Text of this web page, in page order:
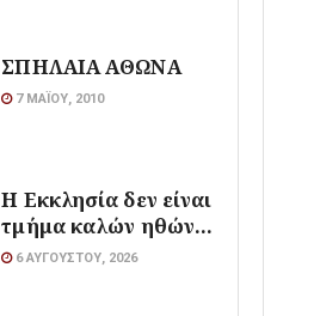
ΣΠΗΛΑΙΑ ΑΘΩΝΑ
7 ΜΑΪ́ΟΥ, 2010
Η Εκκλησία δεν είναι
τμήμα καλών ηθών…
6 ΑΥΓΟΎΣΤΟΥ, 2026